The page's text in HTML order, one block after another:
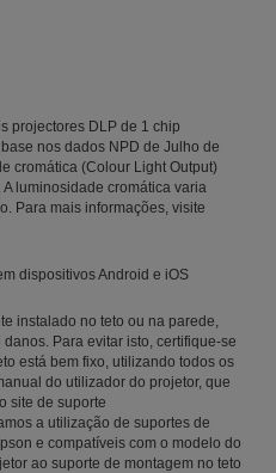
projectores DLP de 1 chip
nos dados NPD de Julho de
cromática (Colour Light Output)
luminosidade cromática varia
Para mais informações, visite
dispositivos Android e iOS
instalado no teto ou na parede,
Para evitar isto, certifique-se
está bem fixo, utilizando todos os
do utilizador do projetor, que
site de suporte
a utilização de suportes de
e compatíveis com o modelo do
ao suporte de montagem no teto